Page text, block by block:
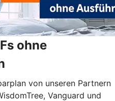
ohne
von unseren Partnern
Vanguard und